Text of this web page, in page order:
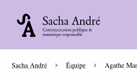
Sacha André Équipe Agathe